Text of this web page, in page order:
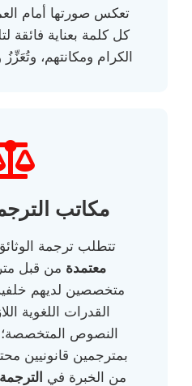
تعكس صورتها أمام
كل كلمة بعناية فائقة
الكرام ومكانتهم،
مكاتب
تتطلب ترجمة الوثائق
معتمدة من قبل
متخصصين لديهم
القدرات اللغوية
النصوص المتخصصة؛
بمترجمين قانونيين
من الخبرة في